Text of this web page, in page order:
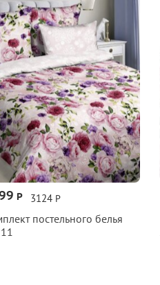
3124 Р
Р
постельного белья